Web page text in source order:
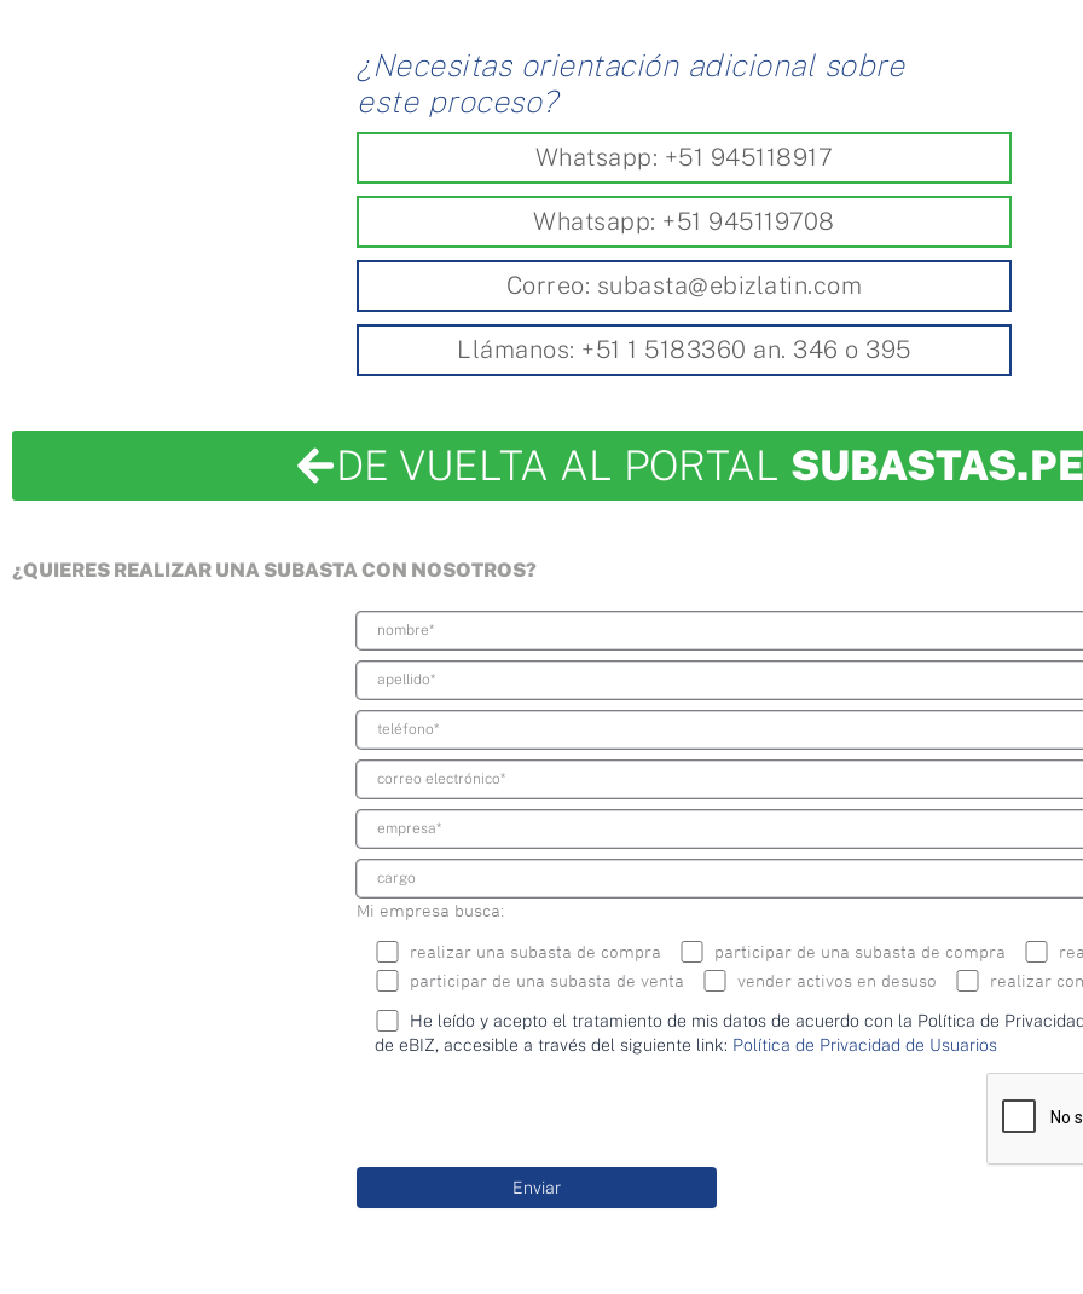
¿Necesitas orientación adicional sobre
este proceso?
Whatsapp: +51 945118917
Whatsapp: +51 945119708
Correo: subasta@ebizlatin.com
Llámanos: +51 1 5183360 an. 346 o 395
DE VUELTA AL PORTAL SUBASTAS.PE
¿QUIERES REALIZAR UNA SUBASTA CON NOSOTROS?
Mi empresa busca:
realizar una subasta de compra participar de una subasta de compra
participar de una subasta de venta
vender activos en desuso realizar
He leído y acepto el tratamiento de mis datos de acuerdo con la Política de
de eBIZ, accesible a través del siguiente link: Política de Privacidad de Usuarios